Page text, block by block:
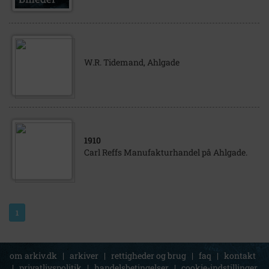
W.R. Tidemand, Ahlgade
1910
Carl Reffs Manufakturhandel på Ahlgade.
1
om arkiv.dk | arkiver | rettigheder og brug | faq | kontakt